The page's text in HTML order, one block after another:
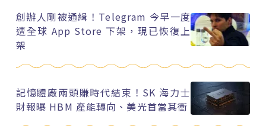
創辦人剛被通緝！Telegram 今早一度
遭全球 App Store 下架，現已恢復上
架
記憶體廠兩頭賺時代結束！SK 海力士
財報曝 HBM 產能轉向、美光首當其衝